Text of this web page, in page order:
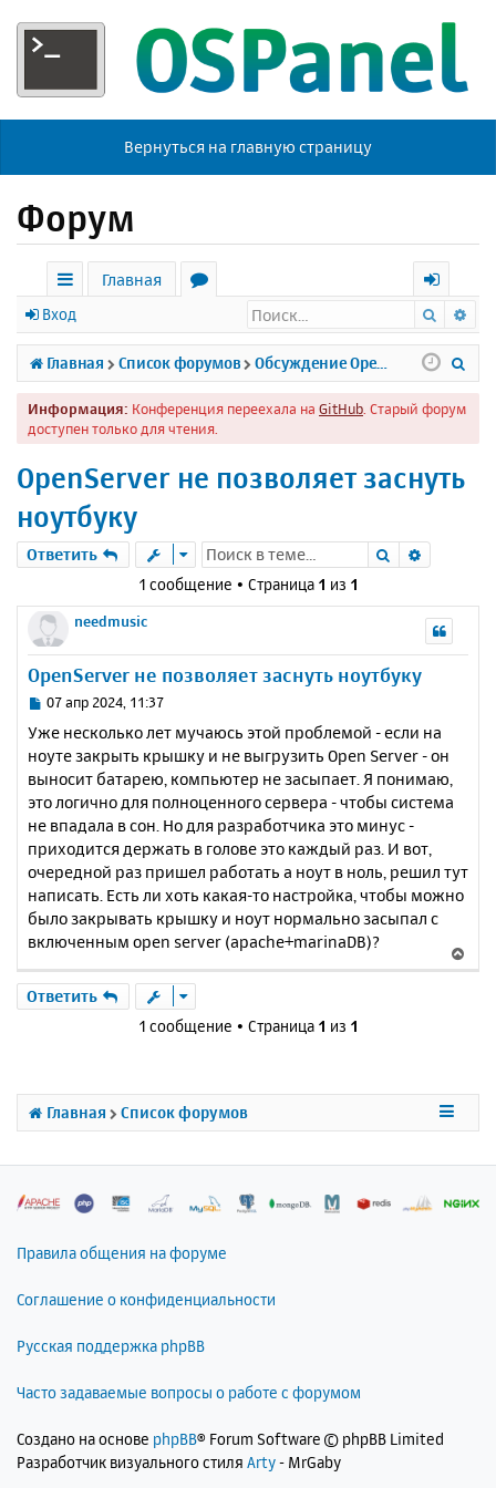
Вернуться на главную страницу
Форум
с
ы
л
к
Главная
р
у
м
х
о
д
Вход Поиск
Главная Список форумов
Информация: Конференция переехала на GitHub . Старый форум
доступен только для чтения.
OpenServer не позволяет заснуть
ноутбуку
Ответить Поиск
1 сообщение • Страница 1 из 1
needmusic
OpenServer не позволяет заснуть ноутбуку
С
о
б
щ
е
н
е
07 апр 2024, 11:37
Уже несколько лет мучаюсь этой проблемой - если на
ноуте закрыть крышку и не выгрузить Open Server - он
выносит батарею, компьютер не засыпает. Я понимаю,
это логично для полноценного сервера - чтобы система
не впадала в сон. Но для разработчика это минус -
приходится держать в голове это каждый раз. И вот,
очередной раз пришел работать а ноут в ноль, решил тут
написать. Есть ли хоть какая-то настройка, чтобы можно
было закрывать крышку и ноут нормально засыпал с
включенным open server (apache+marinaDB)?
е
с
н
ч
Ответить
1 сообщение • Страница 1 из 1
Главная Список форумов
Правила общения на форуме
Соглашение о конфиденциальности
Русская поддержка phpBB
Часто задаваемые вопросы о работе с форумом
Создано на основе phpBB® Forum Software © phpBB Limited
Разработчик визуального стиля Arty- MrGaby